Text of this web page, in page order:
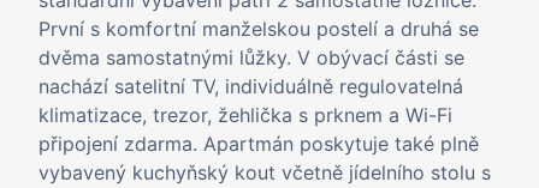
První s komfortní manželskou postelí a druhá se
dvěma samostatnými lůžky. V obývací části se
nachází satelitní TV, individuálně regulovatelná
klimatizace, trezor, žehlička s prknem a Wi-Fi
připojení zdarma. Apartmán poskytuje také plně
vybavený kuchyňský kout včetně jídelního stolu s